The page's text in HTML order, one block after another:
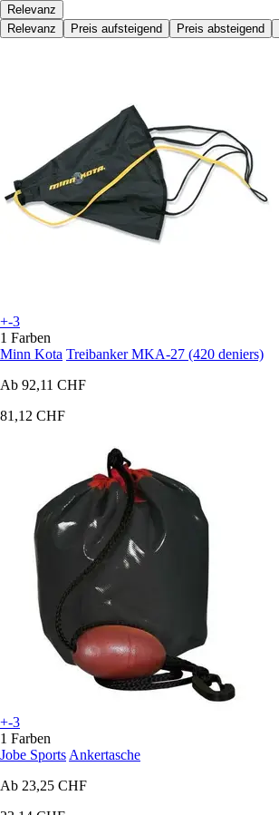
Relevanz
Relevanz
Preis aufsteigend Preis absteigend
+-3
1 Farben
Minn Kota Treibanker MKA-27 (420 deniers)
Ab 92,11 CHF
81,12 CHF
+-3
1 Farben
Jobe Sports Ankertasche
Ab 23,25 CHF